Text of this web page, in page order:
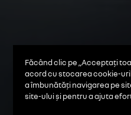
Făcând clic pe „Acceptați
acord cu stocarea cookie-
a îmbunătăți navigarea pe
site-ului și pentru a ajuta